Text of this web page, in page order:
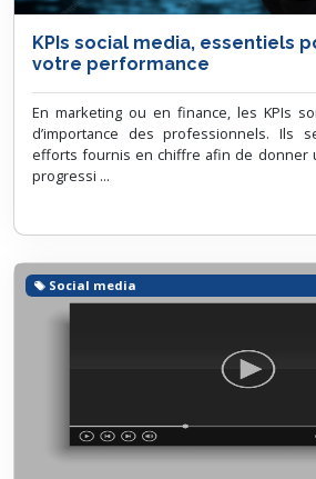
KPIs social media, essentiels
votre performance
En marketing ou en finance, les KPIs
d’importance des professionnels. Ils
efforts fournis en chiffre afin de donner
progressi ...
Social media